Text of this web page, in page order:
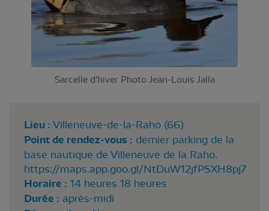
Sarcelle d'hiver Photo Jean-Louis Jalla
Lieu : Villeneuve-de-la-Raho (66)
Point de rendez-vous : dernier parking de la
base nautique de Villeneuve de la Raho.
https://maps.app.goo.gl/NtDuW12jfPSXH8pj7
Horaire : 14 heures 18 heures
Durée : après-midi